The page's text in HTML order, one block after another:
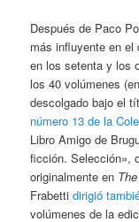
Después de Paco
más influyente en
en los setenta y los
los 40 volúmenes
descolgado bajo el
número 13 de la
Libro Amigo de
ficción. Selección»,
originalmente en
Frabettidirigió
volúmenes de la